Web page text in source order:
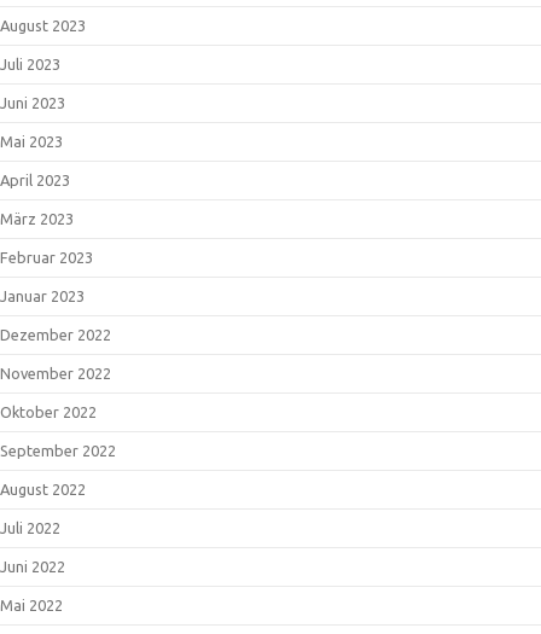
August 2023
Juli 2023
Juni 2023
Mai 2023
April 2023
März 2023
Februar 2023
Januar 2023
Dezember 2022
November 2022
Oktober 2022
September 2022
August 2022
Juli 2022
Juni 2022
Mai 2022